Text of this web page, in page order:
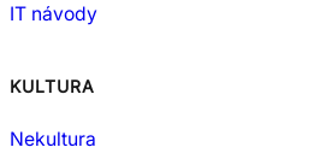
IT návody
KULTURA
Nekultura